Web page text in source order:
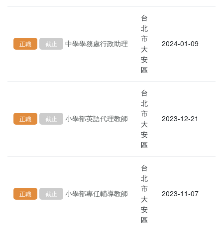
正職 截止 中學學務處行政助理
台
北
市
大
安
區
2024-01-09
正職 截止 小學部英語代理教師
台
北
市
大
安
區
2023-12-21
正職 截止 小學部專任輔導教師
台
北
市
大
安
區
2023-11-07